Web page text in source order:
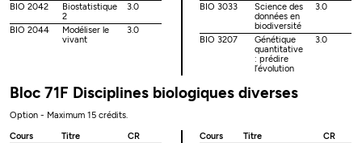
BIO 2042
Biostatistique
2
3.0
BIO 2044
Modéliser le
vivant
3.0
BIO 3033
Science des
données en
biodiversité
3.0
BIO 3207
Génétique
quantitative
: prédire
l’évolution
3.0
Bloc 71F Disciplines biologiques diverses
Option - Maximum 15 crédits.
Cours
Titre
CR
Cours Titre
CR